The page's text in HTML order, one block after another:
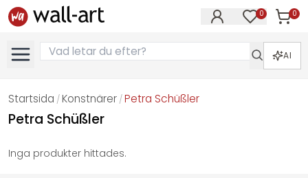
0 0
AI
Startsida / Konstnärer /Petra Schüßler
Petra Schüßler
Inga produkter hittades.